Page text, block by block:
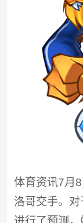
体育资讯7月
洛哥交手。对